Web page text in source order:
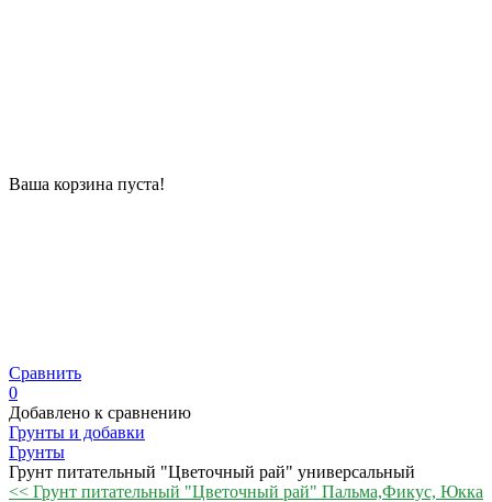
Ваша корзина пуста!
Сравнить
0
Добавлено к сравнению
Грунты и добавки
Грунты
Грунт питательный "Цветочный рай" универсальный
<< Грунт питательный "Цветочный рай" Пальма,Фикус, Юкка